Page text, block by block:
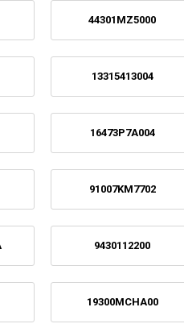
44301MZ5000
13315413004
16473P7A004
91007KM7702
9430112200
19300MCHA00